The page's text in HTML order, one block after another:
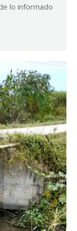
lo informado